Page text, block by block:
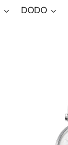
DODO